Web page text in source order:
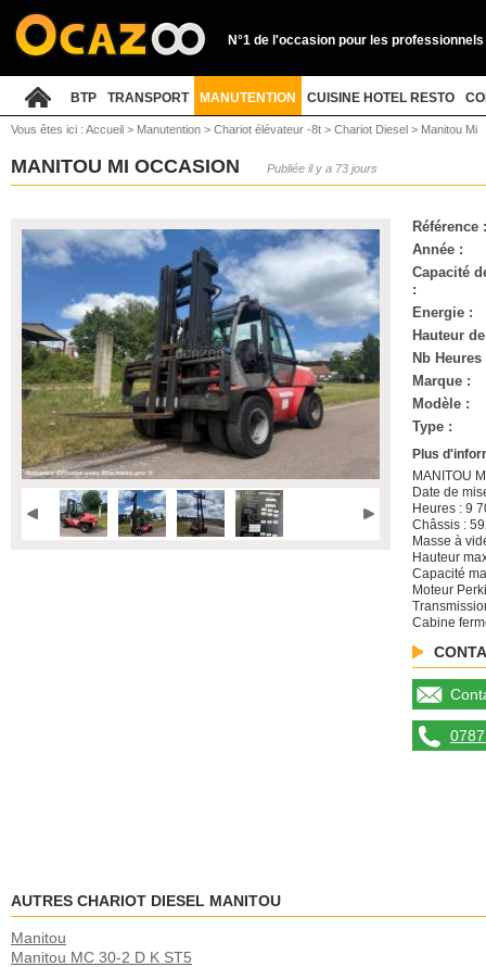
N°1 de l'occasion pour les professionnels
BTP TRANSPORT MANUTENTION CUISINE HOTEL RESTO
Vous êtes ici : Accueil > Manutention > Chariot élévateur -8t > Chariot Diesel > Manitou Mi
MANITOU MI OCCASION Publiée il y a 73 jours
Référence :
Année :
Capacité
:
Energie :
Hauteur
Nb Heures
Marque :
Modèle :
Type :
Plus
MANITOU
Date de
Heures : 9
Châssis :
Masse à
Hauteur
Capacité
Moteur
Cabine
AUTRES CHARIOT DIESEL MANITOU
Manitou
Manitou MC 30-2 D K ST5